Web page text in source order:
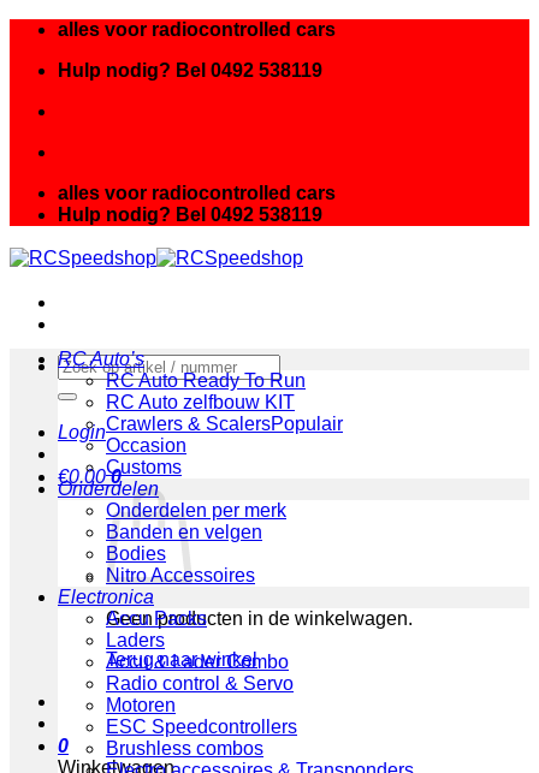
inhoud
alles voor radiocontrolled cars
Hulp nodig? Bel 0492 538119
alles voor radiocontrolled cars
Hulp nodig? Bel 0492 538119
Zoeken
naar:
Login
€0.00 0
Geen producten in de winkelwagen.
Terug naar winkel
0
Winkelwagen
RC Auto’s
RC Auto Ready To Run
RC Auto zelfbouw KIT
Crawlers & Scalers
Occasion
Customs
Onderdelen
Onderdelen per merk
Banden en velgen
Bodies
Nitro Accessoires
Electronica
Accu Packs
Laders
Accu & Lader Combo
Radio control & Servo
Motoren
ESC Speedcontrollers
Brushless combos